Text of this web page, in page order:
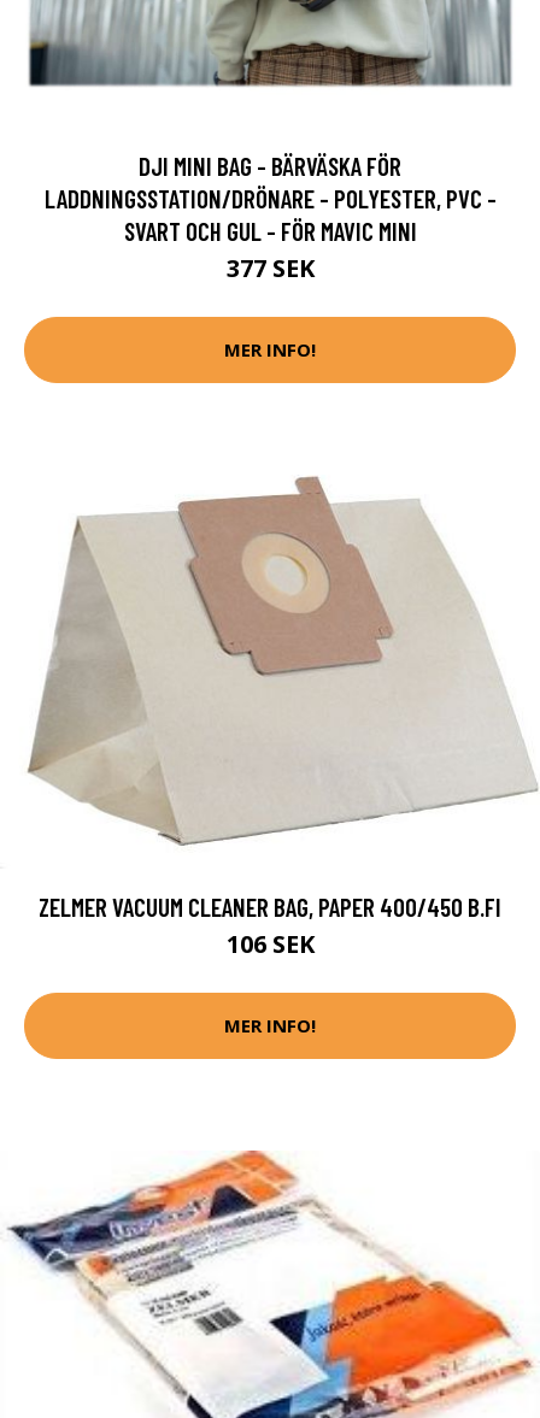
DJI MINI BAG - BÄRVÄSKA FÖR
LADDNINGSSTATION/DRÖNARE - POLYESTER, PVC -
SVART OCH GUL - FÖR MAVIC MINI
377 SEK
MER INFO!
ZELMER VACUUM CLEANER BAG, PAPER 400/450 B.FI
106 SEK
MER INFO!